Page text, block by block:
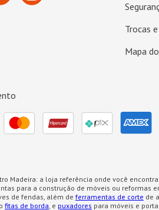
Trocas
Mapa
Madeira: a loja referência onde você
para a construção de móveis ou reformas
de fendas, além de ferramentas de corte de
fitas de borda, e puxadores para móveis e